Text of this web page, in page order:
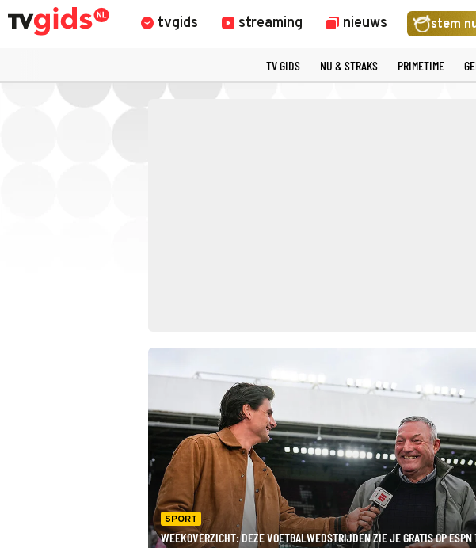
tvgids streaming nieuws stem
TV GIDS NU & STRAKS PRIMETIME
SPORT
WEEKOVERZICHT: DEZE VOETBALWEDSTRIJDEN ZIE JE GRATIS OP ESPN